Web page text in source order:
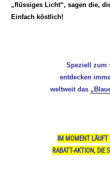
„flüssiges Licht“, sagen die,
Einfach köstlich!
Speziell zum
entdecken
weltweit das
IM MOMENT LÄUFT
RABATT-AKTION, DIE